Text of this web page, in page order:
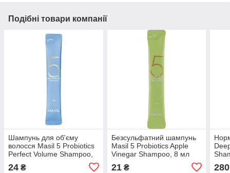
Подібні товари компанії
Шампунь для об'єму
волосся Masil 5 Probiotics
Perfect Volume Shampoo,
24 ₴
Безсульфатний шампунь
Masil 5 Probiotics Apple
Vinegar Shampoo, 8 мл
21₴ 280